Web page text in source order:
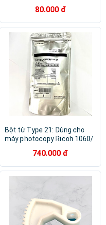
- Hàng nhập khẩu )
80.000 đ
Bột từ Type 21: Dùng cho
máy photocopy Ricoh 1060/
7500/ 8000/ 6001/
8001/9001/ 6002/
740.000 đ